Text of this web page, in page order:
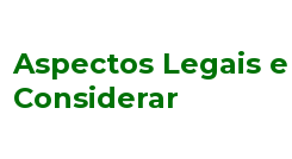
Aspectos Legais
Considerar